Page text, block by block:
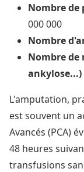
Nombre de
000 000
Nombre
Nombre
ankylose...)
L'amputation,
est souvent un
Avancés (PCA)
48 heures
transfusions